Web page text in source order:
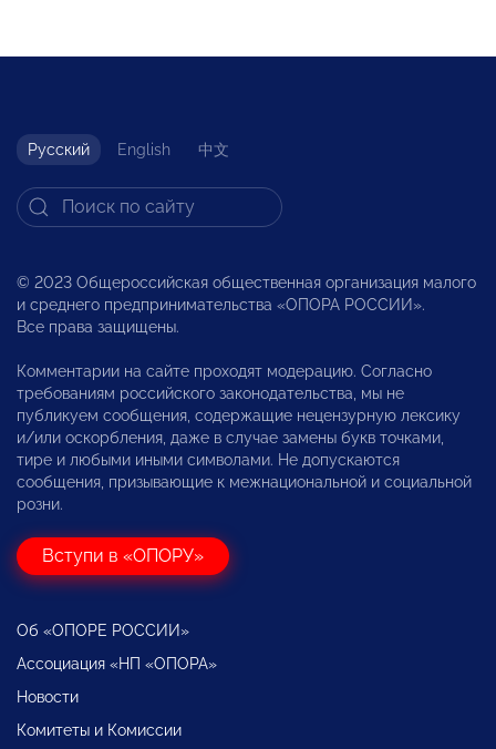
Русский English 中文
© 2023 Общероссийская общественная организация малого
и среднего предпринимательства «ОПОРА РОССИИ».
Все права защищены.
Комментарии на сайте проходят модерацию. Согласно
требованиям российского законодательства, мы не
публикуем сообщения, содержащие нецензурную лексику
и/или оскорбления, даже в случае замены букв точками,
тире и любыми иными символами. Не допускаются
сообщения, призывающие к межнациональной и социальной
розни.
Вступи в «ОПОРУ»
Об «ОПОРЕ РОССИИ»
Ассоциация «НП «ОПОРА»
Новости
Комитеты и Комиссии